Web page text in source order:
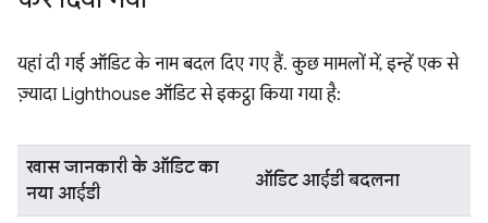
यहां दी गई ऑडिट के नाम बदल दिए गए हैं. कुछ मामलों में, इन्हें एक से
ज़्यादा Lighthouse ऑडिट से इकट्ठा किया गया है:
खास जानकारी के ऑडिट का
नया आईडी
ऑडिट आईडी बदलना